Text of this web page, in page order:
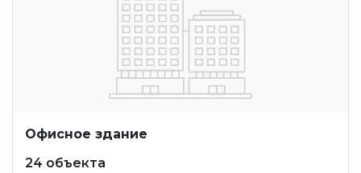
Офисное здание
24 объекта